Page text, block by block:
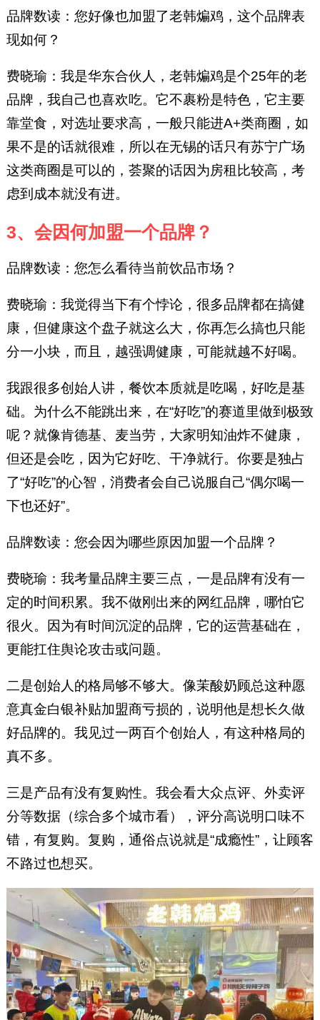
品牌数读：您好像也加盟了老韩煸鸡，这个品牌表
现如何？
费晓瑜：我是华东合伙人，老韩煸鸡是个25年的老
品牌，我自己也喜欢吃。它不裹粉是特色，它主要
靠堂食，对选址要求高，一般只能进A+类商圈，如
果不是的话就很难，所以在无锡的话只有苏宁广场
这类商圈是可以的，荟聚的话因为房租比较高，考
虑到成本就没有进。
3、会因何加盟一个品牌？
品牌数读：您怎么看待当前饮品市场？
费晓瑜：我觉得当下有个悖论，很多品牌都在搞健
康，但健康这个盘子就这么大，你再怎么搞也只能
分一小块，而且，越强调健康，可能就越不好喝。
我跟很多创始人讲，餐饮本质就是吃喝，好吃是基
础。为什么不能跳出来，在“好吃”的赛道里做到极致
呢？就像肯德基、麦当劳，大家明知油炸不健康，
但还是会吃，因为它好吃、干净就行。你要是独占
了“好吃”的心智，消费者会自己说服自己“偶尔喝一
下也还好”。
品牌数读：您会因为哪些原因加盟一个品牌？
费晓瑜：我考量品牌主要三点，一是品牌有没有一
定的时间积累。我不做刚出来的网红品牌，哪怕它
很火。因为有时间沉淀的品牌，它的运营基础在，
更能扛住舆论攻击或问题。
二是创始人的格局够不够大。像茉酸奶顾总这种愿
意真金白银补贴加盟商亏损的，说明他是想长久做
好品牌的。我见过一两百个创始人，有这种格局的
真不多。
三是产品有没有复购性。我会看大众点评、外卖评
分等数据（综合多个城市看），评分高说明口味不
错，有复购。复购，通俗点说就是“成瘾性”，让顾客
不路过也想买。